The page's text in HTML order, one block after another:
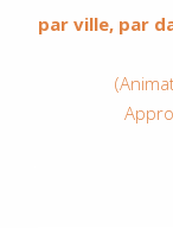
par ville, par